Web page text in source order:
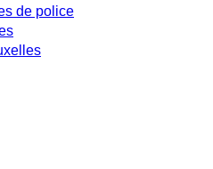
de police